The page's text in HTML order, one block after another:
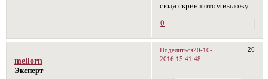
сюда скриншотом выложу.
0
Поделиться 26
20-10-
2016 15:41:48
mellorn
Эксперт